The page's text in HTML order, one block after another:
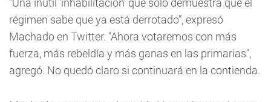
“Una inútil 'inhabilitación' que sólo demuestra que el
régimen sabe que ya está derrotado”, expresó
Machado en Twitter. "Ahora votaremos con más
fuerza, más rebeldía y más ganas en las primarias",
agregó. No quedó claro si continuará en la contienda.